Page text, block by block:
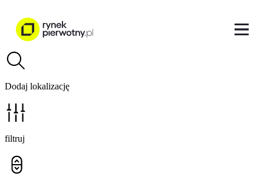
Dodaj lokalizację
filtruj